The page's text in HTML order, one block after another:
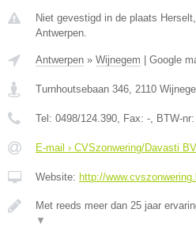
Niet gevestigd in de plaats
Antwerpen.
Antwerpen » Wijnegem Google
Turnhoutsebaan 346, 2110
Tel: 0498/124.390, Fax: -, BTW-nr:
E-mail › CVSzonwering/Davasti BV
Website: http://
Met reeds meer dan 25 jaar
▼